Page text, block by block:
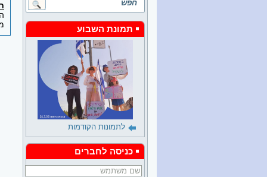
תמונת השבוע
לתמונות הקודמות
כניסה לחברים